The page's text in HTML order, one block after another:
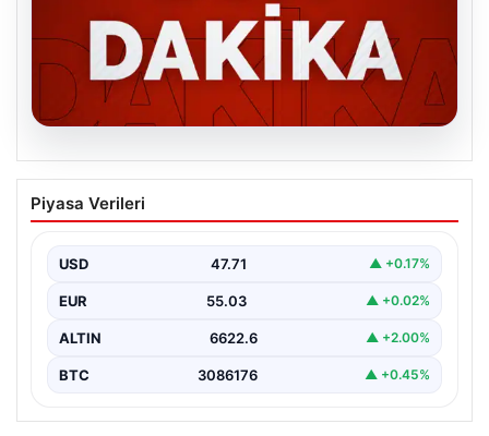
MGK’den 8 maddelik kritik bildiri: Dikkat
çeken ‘Terörsüz Bölge’ vurgusu
Piyasa Verileri
USD 47.71 ▲ +0.17%
EUR 55.03 ▲ +0.02%
ALTIN 6622.6 ▲ +2.00%
BTC 3086176 ▲ +0.45%